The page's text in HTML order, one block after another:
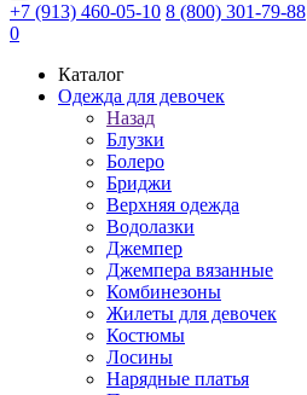
+7 (913) 460-05-10 8 (800) 301-79-88
0
Каталог
Одежда для девочек
Назад
Блузки
Болеро
Бриджи
Верхняя одежда
Водолазки
Джемпер
Джемпера вязанные
Комбинезоны
Жилеты для девочек
Костюмы
Лосины
Нарядные платья